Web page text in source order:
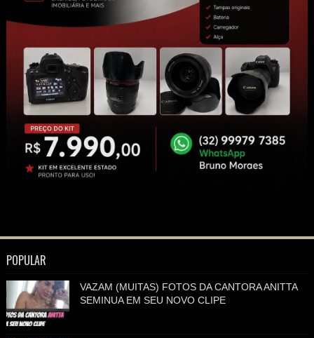
POPULAR
VAZAM (MUITAS) FOTOS DA CANTORA ANITTA
SEMINUA EM SEU NOVO CLIPE